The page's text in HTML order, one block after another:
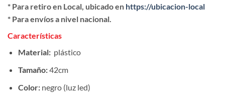
* Para retiro en Local, ubicado en https://ubicacion-local
* Para envíos a nivel nacional.
Características
Material:plástico
Tamaño:42cm
Color: negro (luz led)